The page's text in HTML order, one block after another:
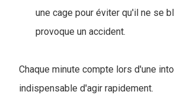
une cage pour éviter qu'il ne se
provoque un accident.
Chaque minute compte lors d'une
indispensable d'agir rapidement.